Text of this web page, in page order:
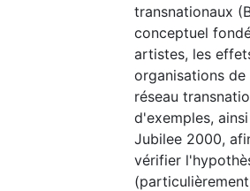
transnationaux
conceptuel
artistes, les
organisations
réseau
d'exemples,
Jubilee 2000,
vérifier